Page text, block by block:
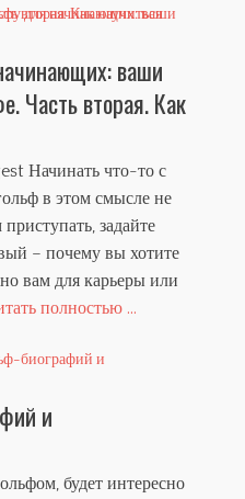
ваши
Часть вторая. Как
Начинать что-то с
в этом смысле не
задайте
– почему вы хотите
вам для карьеры или
полностью ...
и
будет интересно